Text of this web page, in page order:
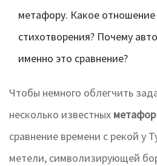
метафору. Какое
стихотворения? Почему
именно это сравнение?
Чтобы немного облегчить
несколько известных метафор
сравнение времени с рекой у
метели, символизирующей